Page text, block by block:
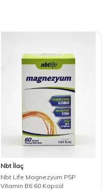
Nbt İlaç
Nbt Life Magnezyum P5P
Vitamin B6 60 Kapsül